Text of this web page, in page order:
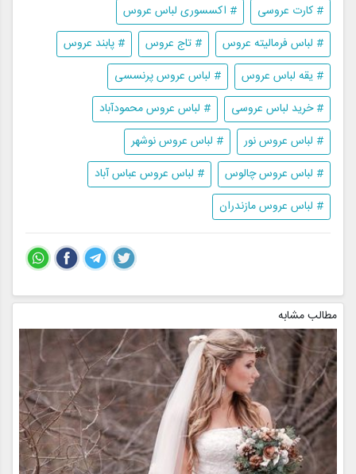
# کارت عروسی
# اکسسوری لباس عروس
# لباس فرمالیته عروس
# تاج عروس
# پابند عروس
# یقه لباس عروس
# لباس عروس پرنسسی
# خرید لباس عروسی
# لباس عروس محمودآباد
# لباس عروس نور
# لباس عروس نوشهر
# لباس عروس چالوس
# لباس عروس عباس آباد
# لباس عروس مازندران
مطالب مشابه